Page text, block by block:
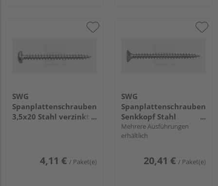
SWG
Spanplattenschrauben
3,5x20 Stahl verzinkt
4,11 € / Paket(e)
SWG
Spanplattenschrauben
Senkkopf Stahl
verzinkt Vollgewinde
Mehrere Ausführungen
erhältlich
20,41 € / Paket(e)